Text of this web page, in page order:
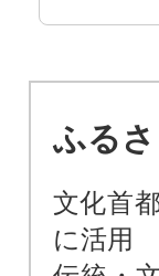
ふる
文化首
に活用